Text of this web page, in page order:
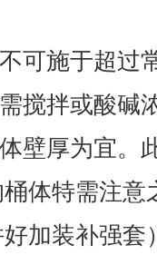
可施于超过
搅拌或酸碱
壁厚为宜。
体特需注意
加装补强套